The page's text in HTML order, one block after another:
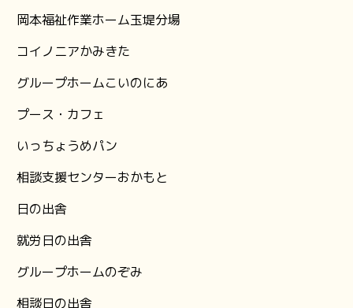
岡本福祉作業ホーム玉堤分場
コイノニアかみきた
グループホームこいのにあ
プース・カフェ
いっちょうめパン
相談支援センターおかもと
日の出舎
就労日の出舎
グループホームのぞみ
相談日の出舎